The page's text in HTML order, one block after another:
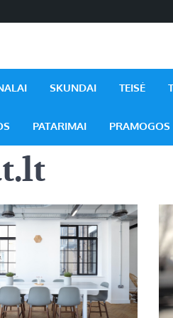
SKUNDAI TEISĖ
PATARIMAI PRAMOGOS